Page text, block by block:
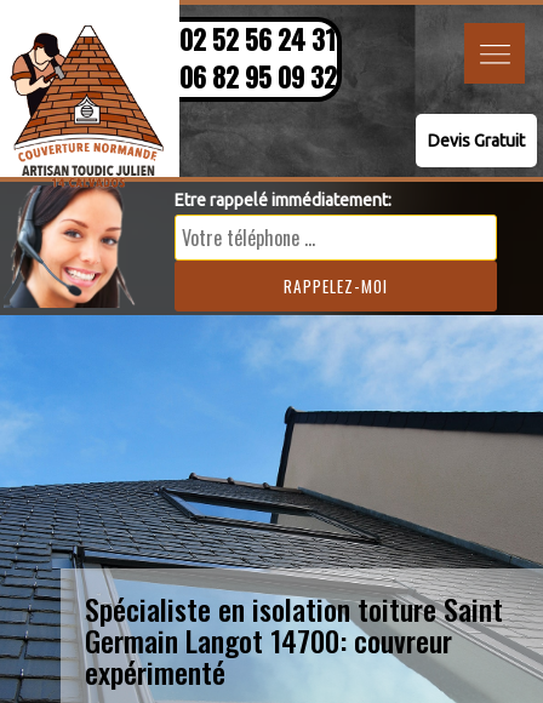
02 52 56 24 31
06 82 95 09 32
Devis Gratuit
Etre rappelé immédiatement:
Spécialiste en isolation toiture Saint
Germain Langot 14700: couvreur
expérimenté